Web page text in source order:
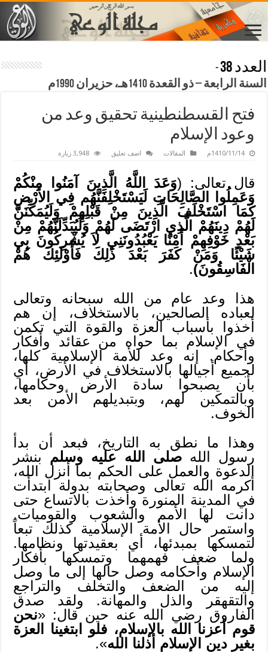
العدد 38
-
السنة الرابعة – ذو القعدة 1410هـ، حزيران 1990م
فتح القسطنطينية تحقيق وعد من
وعود الإسلام
1410/11/14م المقالات اضف تعليق 3,948 زيارة
قال تعالى: (وَعَدَ اللَّهُ الَّذِينَ آمَنُوا مِنْكُمْ
وَعَمِلُوا الصَّالِحَاتِ لَيَسْتَخْلِفَنَّهُم فِي الأَرْضِ
كَمَا اسْتَخْلَفَ الَّذِينَ مِنْ قَبْلِهِمْ وَلَيُمَكِّنَنَّ
لَهُمْ دِينَهُمْ الَّذِي ارْتَضَى لَهُمْ وَلَيُبَدِّلَنَّهُمْ مِنْ
بَعْدِ خَوْفِهِمْ أَمْنًا يَعْبُدُونَنِي لاَ يُشْرِكُونَ بِي
شَيْئًا وَمَنْ كَفَرَ بَعْدَ ذَلِكَ فَأُوْلَئِكَ هُمْ
الْفَاسِقُونَ).
هذا وعد عام من الله سبحانه وتعالى
لعباده الصالحين، بالاستخلاف، إن هم
أخذوا بأسباب العزة والقوة التي تكمن
في الإسلام بما حواه من عقائد وأفكار
وأحكام. إنه وعد للأمة الإسلامية كلها،
لجميع أجيالها بالاستخلاف في الأرض، أي
بأن يصبحوا سادة الأرض وحكامها،
وبالتمكين لهم، وبتبديلهم الأمن بعد
الخوف.
وهذا ما نطق به التاريخ، فبعد أن بدأ
رسول اللهصلى الله عليه وسلم بنشر
الدعوة والعمل على الحكم بما أنزل الله،
أكرمه الله تعالى وصحابته بدولة ابتدأت
في المدينة المنورة وأخذت بالاتساع حتى
دانت لها الأمم والشعوب والقوميات.
واستمر حال الأمة الإسلامية كذلك تبعاً
لتمسكها بمبدئها، أي بعقيدتها ونظامها.
ولما ضعف فهمهما وتمسكها بأفكار
الإسلام وأحكامه وصل حالها إلى ما وصل
إليه من الضعف والتخلف والتراجع
والتقهقر والذل والمهانة. ولقد صدق
الفاروق رضي الله عنه حين قال: «نحن
قوم أعزنا الله بالإسلام، فلو ابتغينا العزة
بغير دين الإسلام أذلنا الله».